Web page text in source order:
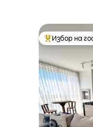
Най-Избор на